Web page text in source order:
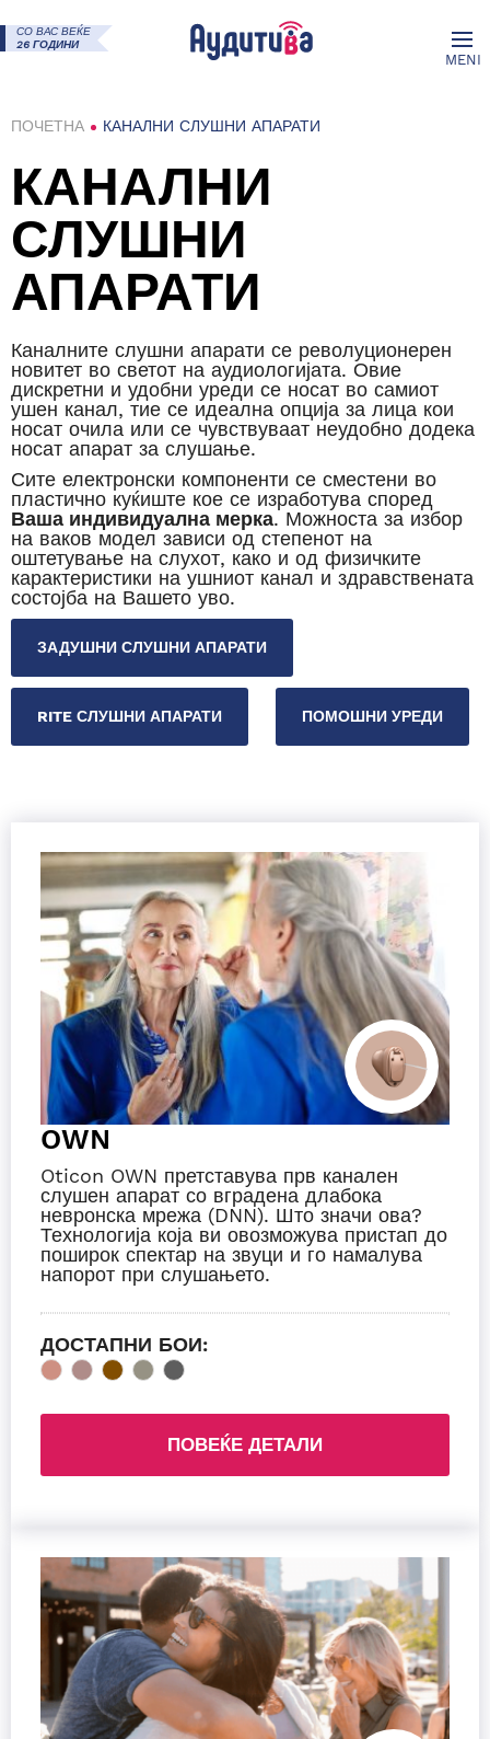
СО ВАС ВЕЌЕ
26 ГОДИНИ
MENI
ПОЧЕТНА КАНАЛНИ СЛУШНИ АПАРАТИ
КАНАЛНИ
СЛУШНИ
АПАРАТИ
Каналните слушни апарати се револуционерен
новитет во светот на аудиологијата. Овие
дискретни и удобни уреди се носат во самиот
ушен канал, тие се идеална опција за лица кои
носат очила или се чувствуваат неудобно додека
носат апарат за слушање.
Сите електронски компоненти се сместени во
пластично куќиште кое се изработува според
Ваша индивидуална мерка. Можноста за избор
на ваков модел зависи од степенот на
оштетување на слухот, како и од физичките
карактеристики на ушниот канал и здравствената
состојба на Вашето уво.
ЗАДУШНИ СЛУШНИ АПАРАТИ
RITE СЛУШНИ АПАРАТИ ПОМОШНИ УРЕДИ
OWN
Oticon OWN претставува прв канален
слушен апарат со вградена длабока
невронска мрежа (DNN). Што значи ова?
Технологија која ви овозможува пристап до
поширок спектар на звуци и го намалува
напорот при слушањето.
ДОСТАПНИ БОИ:
ПОВЕЌЕ ДЕТАЛИ